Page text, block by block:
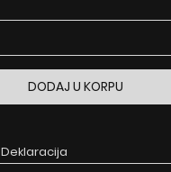
DODAJ U KORPU
Deklaracija